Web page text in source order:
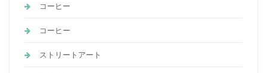
コーヒー
コーヒー
ストリートアート